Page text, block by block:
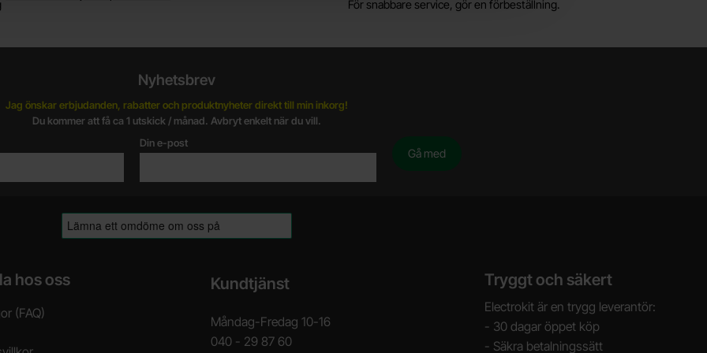
För snabbare service, gör en förbeställning.
Nyhetsbrev
Jag önskar erbjudanden, rabatter och produktnyheter direkt till min inkorg!
Du kommer att få ca 1 utskick / månad. Avbryt enkelt när du vill.
Din e-post
hos oss
(FAQ)
Kundtjänst
Måndag-Fredag 10-16
040 - 29 87 60
Tryggt och säkert
Electrokit är en trygg leverantör:
- 30 dagar öppet köp
- Säkra betalningssätt